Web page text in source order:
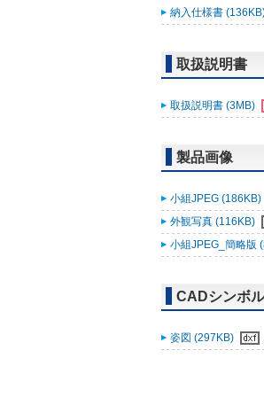
納入仕様書
取扱説明書
取扱説明書 (3MB)
製品画像
小組JPEG (186KB)
外観写真 (116KB)
小組JPEG_簡略版
CADシンボル
姿図 (297KB)